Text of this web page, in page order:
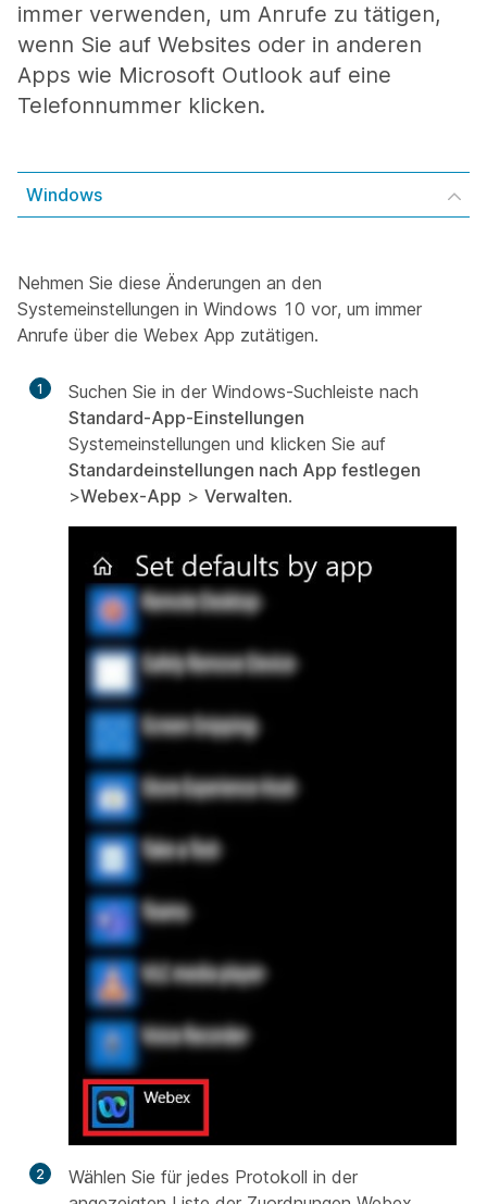
immer verwenden, um Anrufe zu tätigen,
wenn Sie auf Websites oder in anderen
Apps wie Microsoft Outlook auf eine
Telefonnummer klicken.
Windows
Nehmen Sie diese Änderungen an den
Systemeinstellungen in Windows 10 vor, um immer
Anrufe über die Webex App zutätigen.
1
Suchen Sie in der Windows-Suchleiste nach
Standard-App-Einstellungen
Systemeinstellungen und klicken Sie auf
Standardeinstellungen nach App festlegen
>Webex-App > Verwalten.
2
Wählen Sie für jedes Protokoll in der